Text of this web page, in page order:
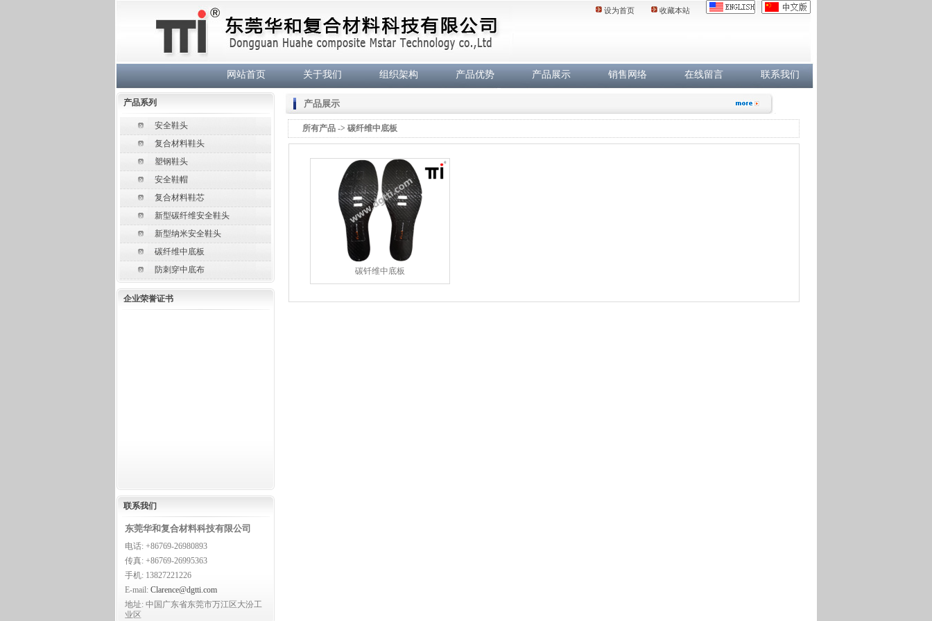
收藏本站
设为首页
联系我们
在线留言
销售网络
产品展示
产品优势
组织架构
关于我们
网站首页
产品系列
安全鞋头
复合材料鞋头
塑钢鞋头
安全鞋帽
复合材料鞋芯
新型碳纤维安全鞋头
新型纳米安全鞋头
碳纤维中底板
防刺穿中底布
企业荣誉证书
联系我们
东莞华和复合材料科技有限公司
电话: +86769-26980893
传真: +86769-26995363
手机: 13827221226
E-mail: Clarence@dgtti.com
地址: 中国广东省东莞市万江区大汾工
业区
产品展示
所有产品 -> 碳纤维中底板
碳钎维中底板